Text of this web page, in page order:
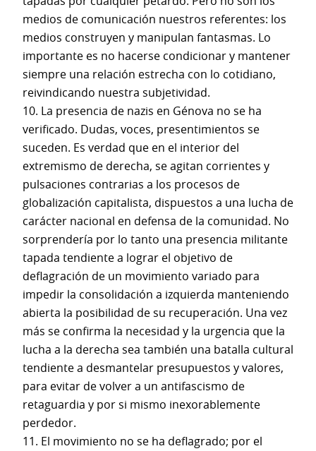
medios de comunicación nuestros referentes: los
medios construyen y manipulan fantasmas. Lo
importante es no hacerse condicionar y mantener
siempre una relación estrecha con lo cotidiano,
reivindicando nuestra subjetividad.
10. La presencia de nazis en Génova no se ha
verificado. Dudas, voces, presentimientos se
suceden. Es verdad que en el interior del
extremismo de derecha, se agitan corrientes y
pulsaciones contrarias a los procesos de
globalización capitalista, dispuestos a una lucha de
carácter nacional en defensa de la comunidad. No
sorprendería por lo tanto una presencia militante
tapada tendiente a lograr el objetivo de
deflagración de un movimiento variado para
impedir la consolidación a izquierda manteniendo
abierta la posibilidad de su recuperación. Una vez
más se confirma la necesidad y la urgencia que la
lucha a la derecha sea también una batalla cultural
tendiente a desmantelar presupuestos y valores,
para evitar de volver a un antifascismo de
retaguardia y por si mismo inexorablemente
perdedor.
11. El movimiento no se ha deflagrado; por el